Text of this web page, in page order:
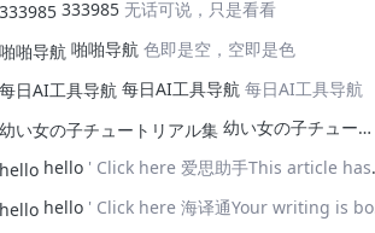
333985 无话可说，只是看看
啪啪导航 色即是空，空即是色
每日AI工具导航 每日AI工具导航
幼い女の子チュートリアル集
hello ' Click here 爱思助手This article has opened my eyes to new ideas—thank you!
hello ' Click here 海译通Your writing is both powerful and poignant.